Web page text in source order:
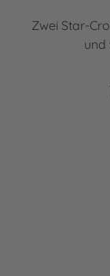
Zwei Star-
und